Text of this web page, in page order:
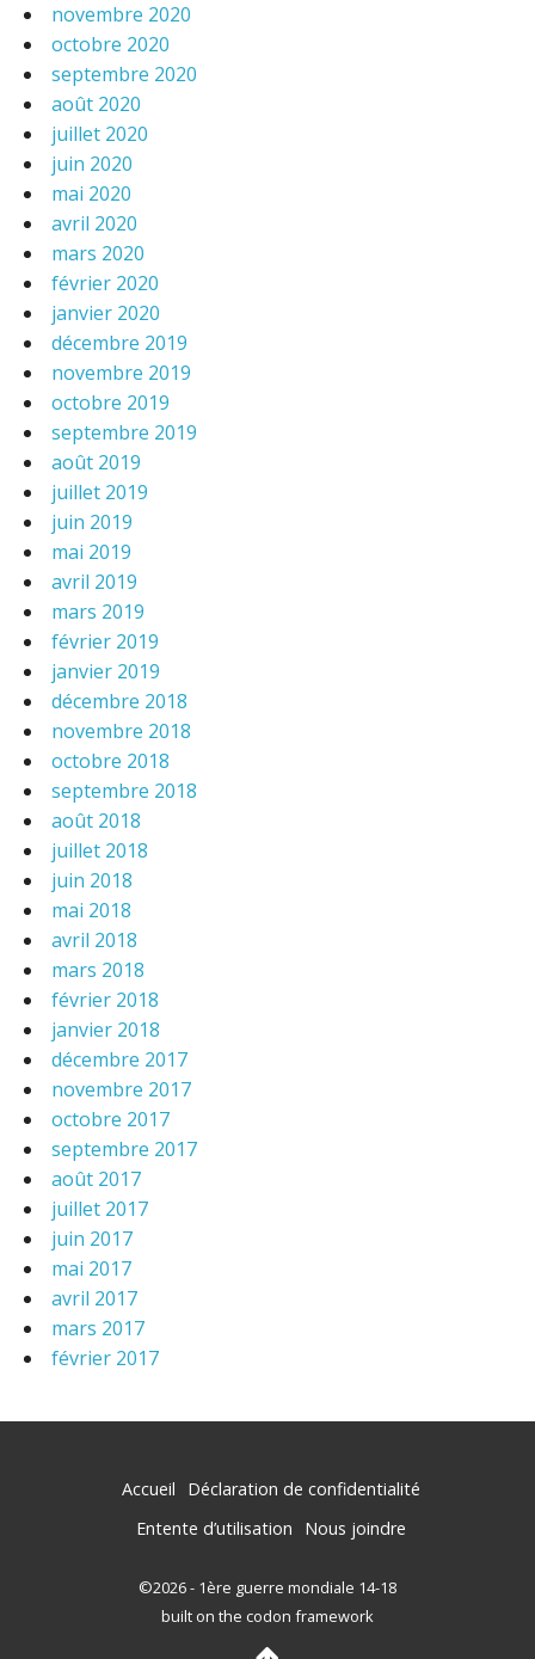
novembre 2020
octobre 2020
septembre 2020
août 2020
juillet 2020
juin 2020
mai 2020
avril 2020
mars 2020
février 2020
janvier 2020
décembre 2019
novembre 2019
octobre 2019
septembre 2019
août 2019
juillet 2019
juin 2019
mai 2019
avril 2019
mars 2019
février 2019
janvier 2019
décembre 2018
novembre 2018
octobre 2018
septembre 2018
août 2018
juillet 2018
juin 2018
mai 2018
avril 2018
mars 2018
février 2018
janvier 2018
décembre 2017
novembre 2017
octobre 2017
septembre 2017
août 2017
juillet 2017
juin 2017
mai 2017
avril 2017
mars 2017
février 2017
Accueil
Déclaration de confidentialité
Entente d’utilisation
Nous joindre
©2026 - 1ère guerre mondiale 14-18
built on the codon framework